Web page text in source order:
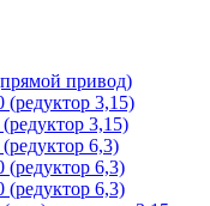
привод)
(редуктор 3,15)
3,15)
6,3)
(редуктор 6,3)
(редуктор 6,3)